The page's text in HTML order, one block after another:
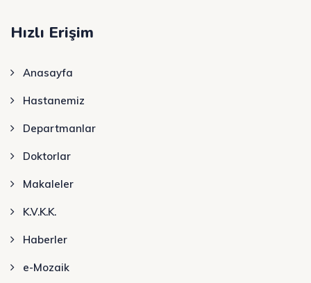
Hızlı Erişim
Anasayfa
Hastanemiz
Departmanlar
Doktorlar
Makaleler
K.V.K.K.
Haberler
e-Mozaik